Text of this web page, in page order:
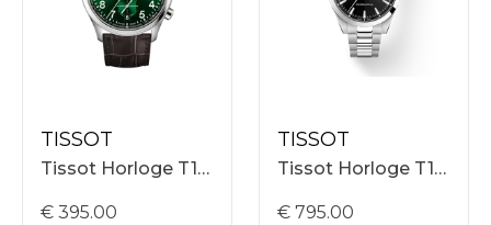
TISSOT
Tissot Horloge T1164171609200 Chrono L Quartz 42mm, Groene Wijzerplaat, Brown Lederen Band
€ 395.00
TISSOT
Tissot Horloge T1658071105100 Gentleman Powermatic 80 38mm, Zwarte Wijzerplaat
€ 795.00